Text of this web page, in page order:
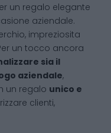
un regalo elegante
aziendale.
impreziosita
un tocco ancora
sia il
aziendale,
un regalo unico e
clienti,